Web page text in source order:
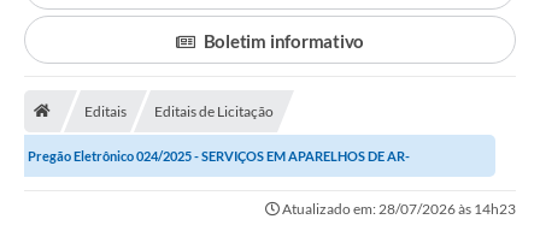
Principal
Notícias
Secretarias
Legislação
Boletim informativo
Editais Editais de Licitação
Pregão Eletrônico 024/2025 - SERVIÇOS EM APARELHOS DE AR-
Atualizado em: 28/07/2026 às 14h23